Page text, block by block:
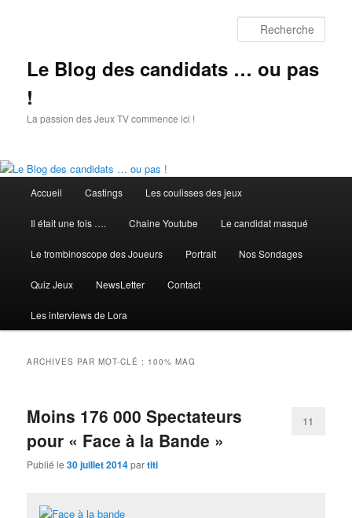
Le Blog des candidats … ou pas
!
La passion des Jeux TV commence ici !
principal
Accueil Castings Les coulisses des jeux
Il était une fois …. Chaine Youtube Le candidat masqué
Le trombinoscope des Joueurs Portrait Nos Sondages
Quiz Jeux NewsLetter Contact
Les interviews de Lora
ARCHIVES PAR MOT-CLÉ : 100% MAG
Moins 176 000 Spectateurs
pour « Face à la Bande »
Publié le30 juillet 2014partiti
11